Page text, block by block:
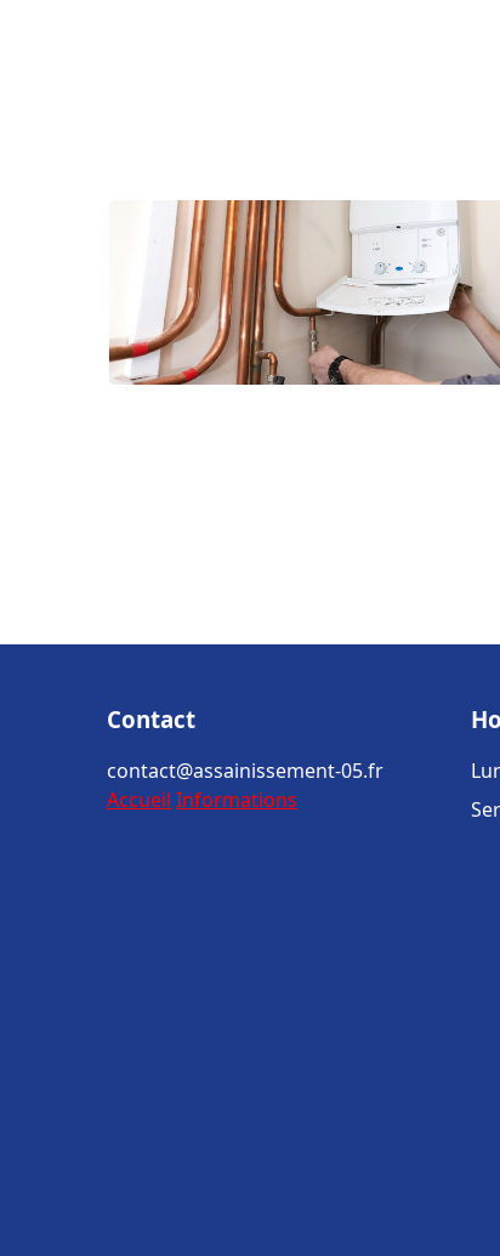
Contact
contact@assainissement-05.fr
Accueil Informations